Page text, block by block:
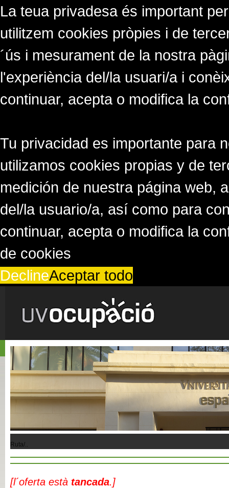
La teua privadesa és important
utilitzem cookies pròpies i de
´ús i mesurament de la nostra
l'experiència del/la usuari/a i
continuar, acepta o modifica la
Tu privacidad es importante para
utilizamos cookies propias y de
medición de nuestra página web,
del/la usuario/a, así como para
continuar, acepta o modifica la
de cookies
DeclineAceptar todo
Ruta/..
[l´oferta està tancada.]